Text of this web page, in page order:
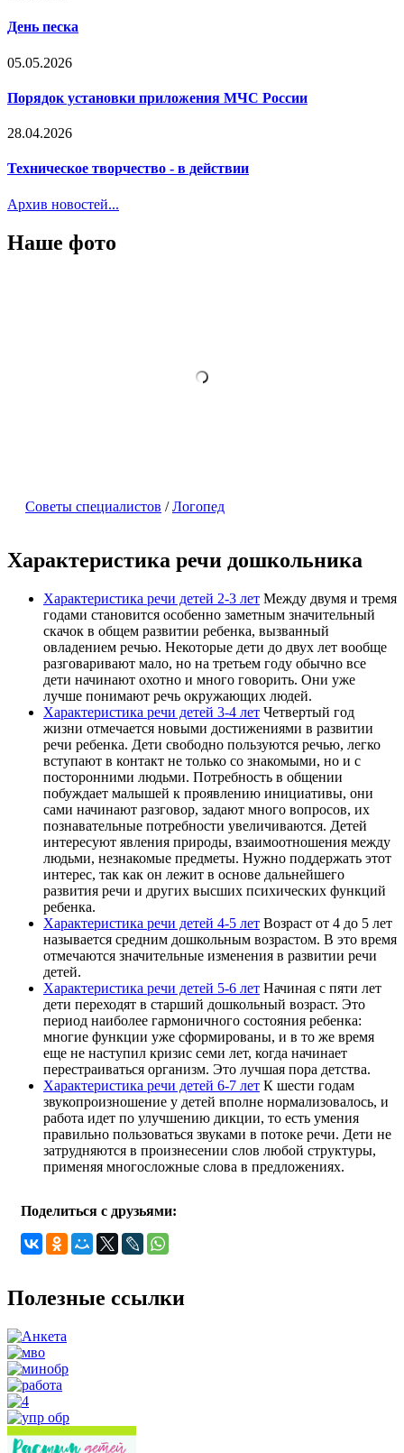
День песка
05.05.2026
Порядок установки приложения МЧС России
28.04.2026
Техническое творчество - в действии
Архив новостей...
Наше фото
Советы специалистов /Логопед
Характеристика речи дошкольника
Характеристика речи детей 2-3 лет Между двумя и тремя
годами становится особенно заметным значительный
скачок в общем развитии ребенка, вызван­ный
овладением речью. Некоторые дети до двух лет вообще
раз­говаривают мало, но на третьем году обычно все
дети начинают охотно и много говорить. Они уже
лучше понимают речь окружа­ющих людей.
Характеристика речи детей 3-4 лет Четвертый год
жизни отмечается новыми достижениями в развитии
речи ребенка. Дети свободно пользуются речью, легко
вступают в контакт не только со знакомыми, но и с
посторонними людьми. Потребность в общении
побуждает малышей к проявлению инициативы, они
сами начинают разговор, задают много вопросов, их
познавательные потребности увеличиваются. Детей
интересуют явления природы, взаимоотношения между
людьми, незнакомые предметы. Нужно поддержать этот
интерес, так как он лежит в основе дальней­шего
развития речи и других высших психических функций
ребенка.
Характеристика речи детей 4-5 лет Возраст от 4 до 5 лет
называется средним дошколь­ным возрастом. В это время
отмечаются значительные изменения в развитии речи
детей.
Характеристика речи детей 5-6 лет Начиная с пяти лет
дети переходят в старший до­школьный возраст. Это
период наиболее гармоничного состояния ре­бенка:
многие функции уже сформированы, и в то же время
еще не наступил кризис семи лет, когда начинает
перестраиваться организм. Это лучшая пора детства.
Характеристика речи детей 6-7 лет К шести годам
звукопроизношение у детей вполне нор­мализовалось, и
работа идет по улучшению дикции, то есть умения
правильно пользоваться звуками в потоке речи. Дети не
затрудняются в произнесении слов любой структуры,
применяя многосложные слова в предложениях.
Поделиться с друзьями:
Полезные ссылки